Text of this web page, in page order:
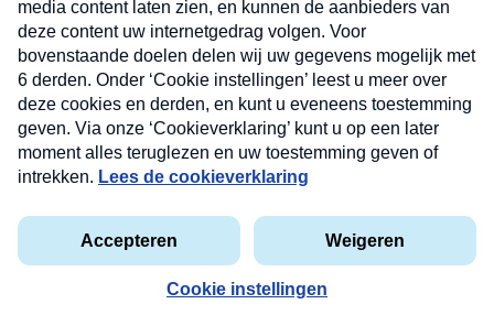
Privacyverklaring
Cookieverklaring
Kwetsbaarheid melden
Copyright © 2026 MAX Vandaag - Omroep MAX
Nieuwsbrief
Neem hier een gratis abonnement op onze
nieuwsbrief. Elke vrijdag- en dinsdagochtend in uw